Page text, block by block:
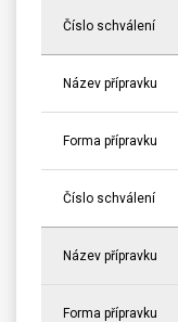
Číslo schválení
Název přípravku
Forma přípravku
Číslo schválení
Název přípravku
Forma přípravku